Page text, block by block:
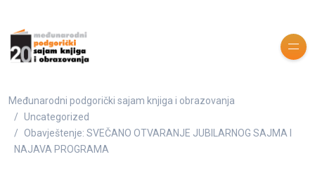
Međunarodni podgorički sajam knjiga i obrazovanja
Uncategorized
Obavještenje: SVEČANO OTVARANJE JUBILARNOG SAJMA I
NAJAVA PROGRAMA